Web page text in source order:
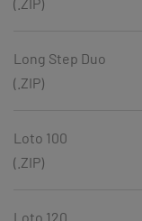
(.ZIP)
Long Step Duo
(.ZIP)
Loto 100
(.ZIP)
Loto 120